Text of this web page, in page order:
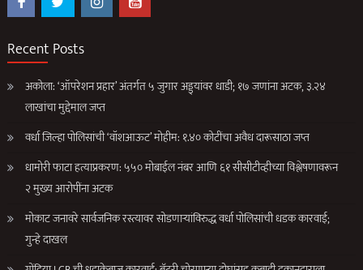
Recent Posts
अकोला: ‘ऑपरेशन प्रहार’ अंतर्गत ५ जुगार अड्ड्यांवर धाडी; १७ जणांना अटक, ३.२४
लाखांचा मुद्देमाल जप्त
वर्धा जिल्हा पोलिसांची ‘वॉशआऊट’ मोहीम: १.४० कोटींचा अवैध दारूसाठा जप्त
धामोरी फाटा हत्याप्रकरण: ५५० मोबाईल नंबर आणि ६१ सीसीटीव्हीच्या विश्लेषणावरून
२ मुख्य आरोपींना अटक
मोकाट जनावरे सार्वजनिक रस्त्यावर सोडणाऱ्यांविरुद्ध वर्धा पोलिसांची धडक कारवाई;
गुन्हे दाखल